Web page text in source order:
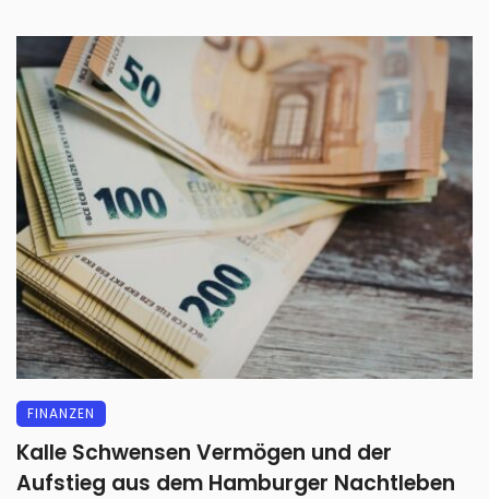
FINANZEN
Kalle Schwensen Vermögen und der
Aufstieg aus dem Hamburger Nachtleben